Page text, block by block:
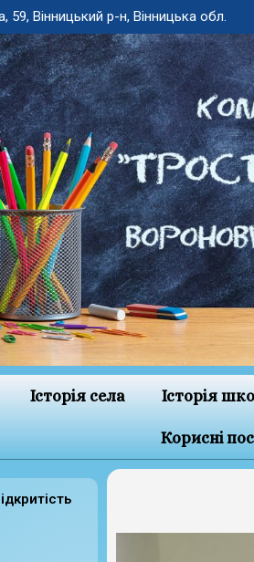
59, Вінницький р-н, Вінницька обл.
Історія села Історія
Корисні